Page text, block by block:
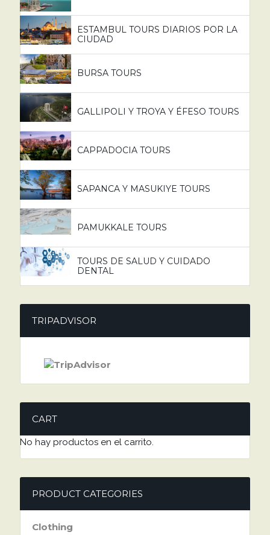
ESTAMBUL TOURS DIARIOS POR LA
CIUDAD
BURSA TOURS
GALLIPOLI Y TROYA Y ÉFESO TOURS
CAPPADOCIA TOURS
SAPANCA Y MASUKIYE TOURS
PAMUKKALE TOURS
TOURS DE SALUD Y CUIDADO
DENTAL
TRIPADVISOR
CART
No hay productos en el carrito.
PRODUCT CATEGORIES
Clothing